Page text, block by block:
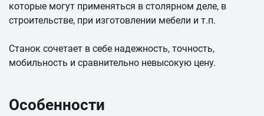
которые могут применяться в столярном деле, в
строительстве, при изготовлении мебели и т.п.
Станок сочетает в себе надежность, точность,
мобильность и сравнительно невысокую цену.
Особенности